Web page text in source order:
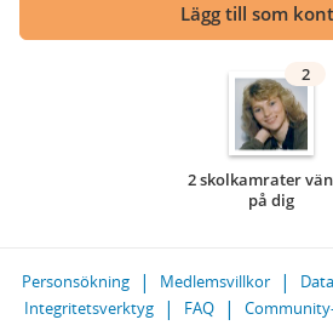
Lägg till som
2
2 skolkamrater
på dig
Personsökning Medlemsvillkor
Integritetsverktyg
FAQ